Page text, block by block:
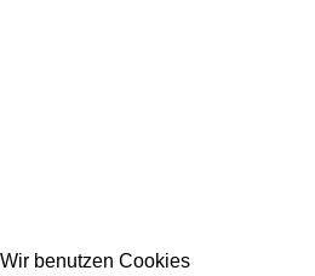
Wir benutzen Cookies